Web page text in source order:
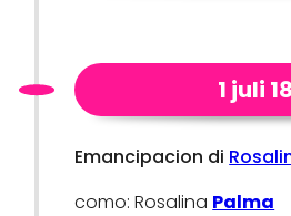
1 juli
Emancipacion di
como: Rosalina Palma